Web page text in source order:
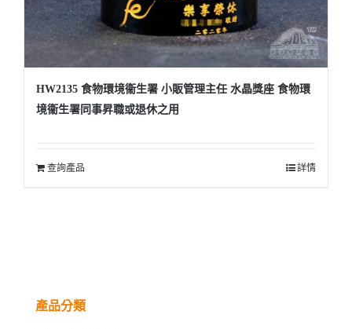
HW2135 食物環境衞生署 小販管理主任 水晶獎座 食物環
境衞生署同事昇職或退休之用
查詢產品 詳情
產品分類